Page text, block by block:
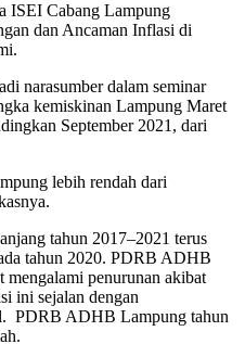
ISEI Cabang Lampung
dan Ancaman Inflasi di
narasumber dalam seminar
kemiskinan Lampung Maret
September 2021, dari
lebih rendah dari
tahun 2017–2021 terus
tahun 2020. PDRB ADHB
mengalami penurunan akibat
ini sejalan dengan
PDRB ADHB Lampung tahun